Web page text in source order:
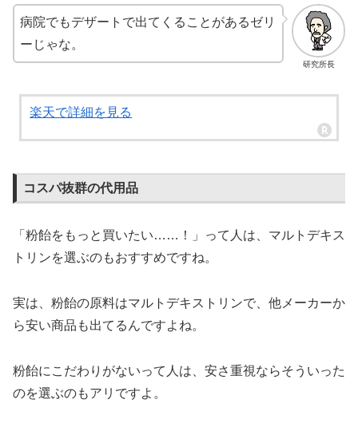
研究所長
病院でもデザートで出てくることがあるゼリ
ーじゃな。
楽天で詳細を見る
コスパ抜群の代用品
「粉飴をもっと買いたい……！」って人は、マルトデキス
トリンを選ぶのもおすすめですね。
実は、粉飴の原料はマルトデキストリンで、他メーカーか
ら安い商品も出てるんですよね。
粉飴にこだわりがないって人は、安さ重視ならそういった
のを選ぶのもアリですよ。